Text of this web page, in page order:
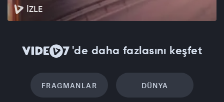
İZLE
'de daha fazlasını keşfet
FRAGMANLAR DÜNYA